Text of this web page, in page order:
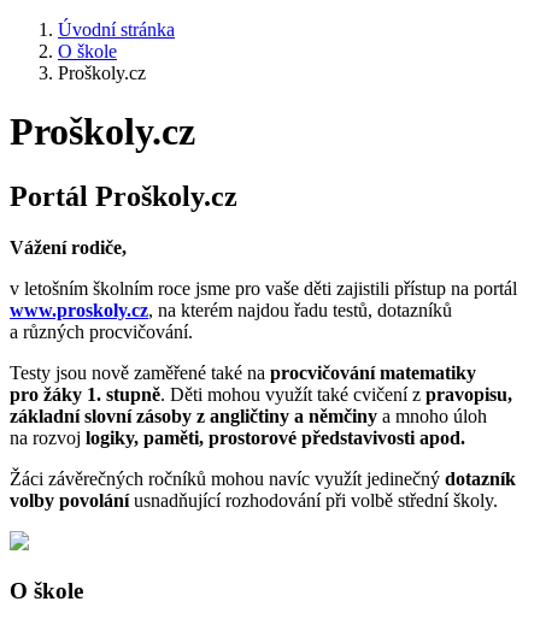
Úvodní stránka
O škole
Proškoly.cz
Proškoly.cz
Portál Proškoly.cz
Vážení rodiče,
v letošním školním roce jsme pro vaše děti zajistili přístup na portál
www.proskoly.cz, na kterém najdou řadu testů, dotazníků
a různých procvičování.
Testy jsou nově zaměřené také na procvičování matematiky
pro žáky 1. stupně. Děti mohou využít také cvičení z pravopisu,
základní slovní zásoby z angličtiny a němčiny a mnoho úloh
na rozvoj logiky, paměti, prostorové představivosti apod.
Žáci závěrečných ročníků mohou navíc využít jedinečný dotazník
volby povoláníusnadňující rozhodování při volbě střední školy.
O škole